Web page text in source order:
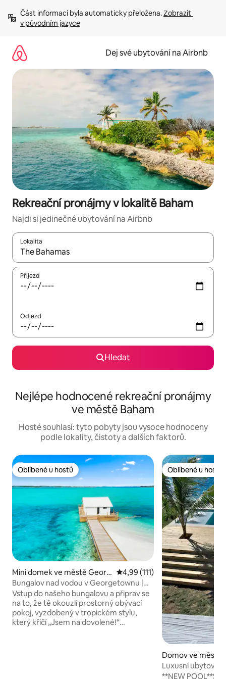
obsah
Část informací byla automaticky přeložena. Zobrazit
v původním jazyce
Dej své ubytování na Airbnb
Rekreační pronájmy v lokalitě Baham
Najdi si jedinečné ubytování na Airbnb
Lokalita
Až budou výsledky k dispozici, můžeš si je procházet pomocí
Příjezd
Odjezd
Hledat
Nejlépe hodnocené rekreační pronájmy
ve městě Baham
Hosté souhlasí: tyto pobyty jsou vysoce hodnoceny
podle lokality, čistoty a dalších faktorů.
Oblíbené u hostů
Oblíbené u hostů
Mini domek ve městě Georg
e Town
Průměrné hodnocení 4,99 z 5,
4,99 (111)
Bungalov nad vodou v Georgetownu |
Blízko přístavu!
Vstup do našeho bungalovu a připrav se
na to, že tě okouzlí prostorný obývací
pokoj, vyzdobený v tropickém stylu,
který křičí „Jsem na dovolené!“
Oblíbené u hostů
Oblíbené u hostů
Domov ve městě
ay
Luxusní ubytování
a solárními
**NEW